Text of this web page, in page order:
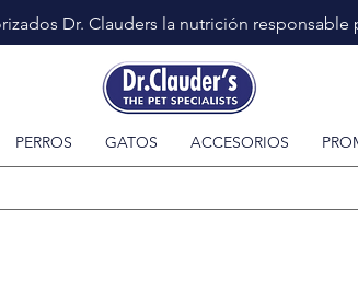
Dr. Clauders la nutrición responsable
PERROS GATOS ACCESORIOS